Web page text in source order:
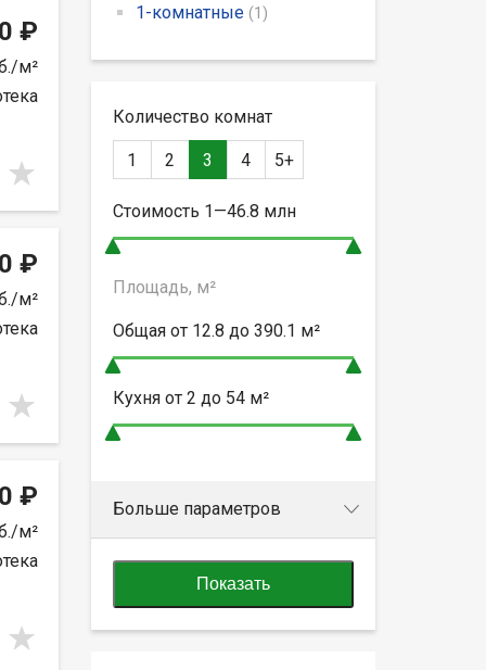
₽
м²
₽
м²
₽
м²
1-комнатные (1)
Количество комнат
1 2 3 4 5+
Стоимость 1—46.8 млн
Площадь, м²
Общая от 12.8 до 390.1 м²
Кухня от 2 до 54м²
Больше параметров
Показать